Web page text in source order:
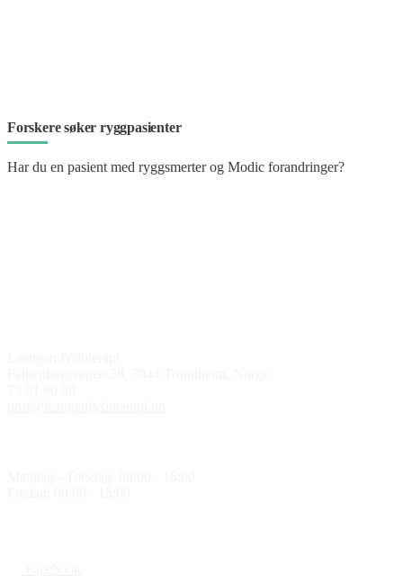
Forskere søker ryggpasienter
Har du en pasient med ryggsmerter og Modic forandringer?